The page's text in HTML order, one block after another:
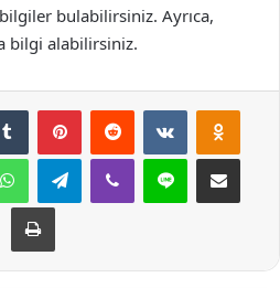
bulabilirsiniz. Ayrıca,
bilgi alabilirsiniz.
Tumblr PinterestReddit VKontakte
WhatsAppTelegramViber Line E-Posta ile
Yazdır